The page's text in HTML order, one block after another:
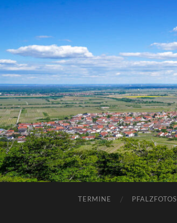
TERMINE PFALZFOTOS